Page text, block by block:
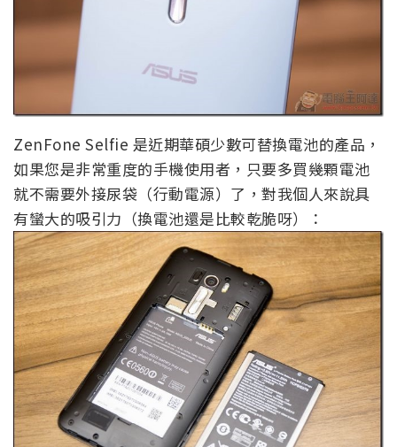
ZenFone Selfie 是近期華碩少數可替換電池的產品，
如果您是非常重度的手機使用者，只要多買幾顆電池
就不需要外接尿袋（行動電源）了，對我個人來說具
有蠻大的吸引力（換電池還是比較乾脆呀）：